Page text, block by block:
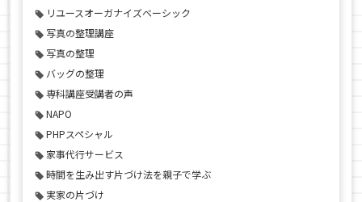
リユースオーガナイズベーシック
写真の整理講座
写真の整理
バッグの整理
専科講座受講者の声
NAPO
PHPスペシャル
家事代行サービス
時間を生み出す片づけ法を親子で学ぶ
実家の片づけ